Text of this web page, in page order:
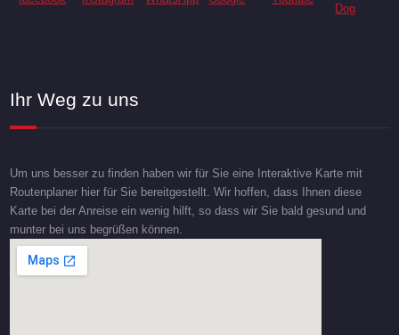
Ihr Weg zu uns
Um uns besser zu finden haben wir für Sie eine Interaktive Karte mit
Routenplaner hier für Sie bereitgestellt. Wir hoffen, dass Ihnen diese
Karte bei der Anreise ein wenig hilft, so dass wir Sie bald gesund und
munter bei uns begrüßen können.